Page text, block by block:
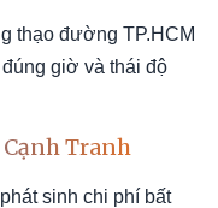
thạo đường TP.HCM
giờ và thái độ
Tranh
sinh chi phí bất